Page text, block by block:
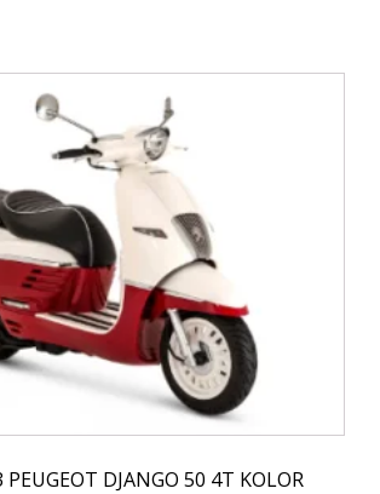
DJANGO 50 4T KOLOR